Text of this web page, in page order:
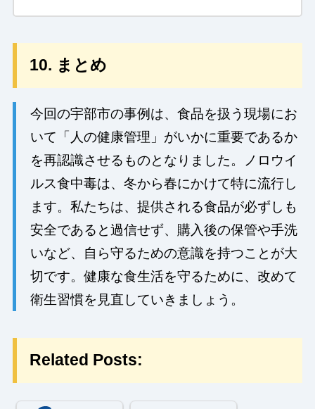
10. まとめ
今回の宇部市の事例は、食品を扱う現場にお
いて「人の健康管理」がいかに重要であるか
を再認識させるものとなりました。ノロウイ
ルス食中毒は、冬から春にかけて特に流行し
ます。私たちは、提供される食品が必ずしも
安全であると過信せず、購入後の保管や手洗
いなど、自ら守るための意識を持つことが大
切です。健康な食生活を守るために、改めて
衛生習慣を見直していきましょう。
Related Posts: